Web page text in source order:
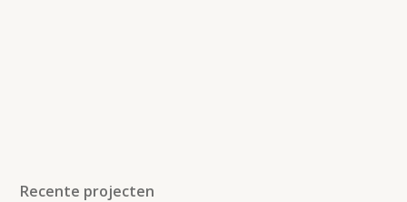
Recente projecten